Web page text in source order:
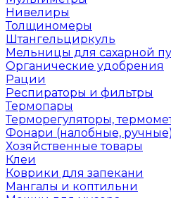
Нивелиры
Толщиномеры
Штангельциркуль
Мельницы для сахарной
Органические удобрения
Рации
Респираторы и фильтры
Термопары
Терморегуляторы,
Фонари (налобные, ручные)
Хозяйственные товары
Клеи
Коврики для запекани
Мангалы и коптильни